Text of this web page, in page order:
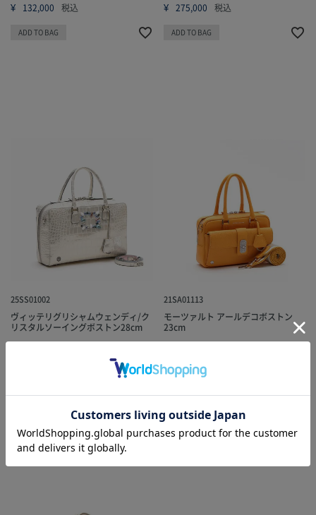
¥ 132,000 税込
ADD TO BAG
¥ 275,000 税込
ADD TO BAG
25SS01002
ヴィッテリグリシャムウェンディ/ク
リスタルソーイングボストン28cm
21SA01113
モーツァルト アールデコボストン
23cm
¥ 132,000